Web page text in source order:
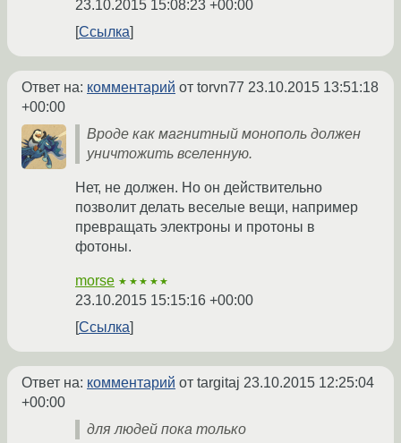
23.10.2015 15:08:23 +00:00
Ссылка
Ответ на: комментарий от torvn77 23.10.2015 13:51:18
+00:00
Вроде как магнитный монополь должен
уничтожить вселенную.
Нет, не должен. Но он действительно
позволит делать веселые вещи, например
превращать электроны и протоны в
фотоны.
morse ★★★★★
23.10.2015 15:15:16 +00:00
Ссылка
Ответ на: комментарий от targitaj 23.10.2015 12:25:04
+00:00
для людей пока только